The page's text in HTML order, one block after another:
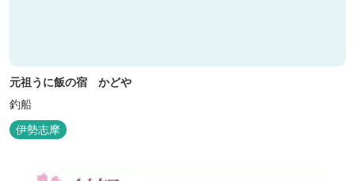
元祖うに飯の宿 かどや
釣船
伊勢志摩